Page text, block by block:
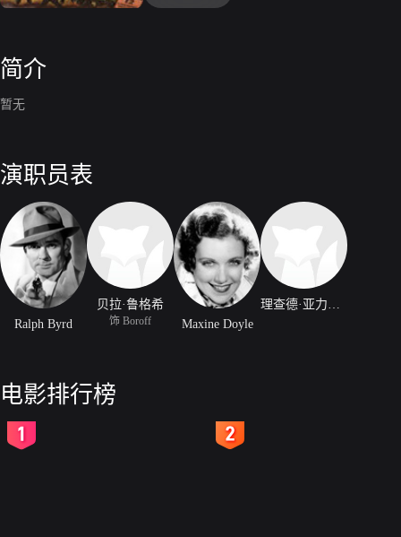
简介
暂无
演职员表
Ralph Byrd
贝拉·鲁格希
饰 Boroff Maxine Doyle
理查德·亚力山大
电影排行榜